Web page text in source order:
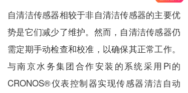
自清洁传感器相较于非自清洁传感器的主要优
势是它们减少了维护。然而，自清洁传感器仍
需定期手动检查和校准，以确保其正常工作。
与南京水务集团合作安装的系统采用Pi的
CRONOS®仪表控制器实现传感器清洁自动